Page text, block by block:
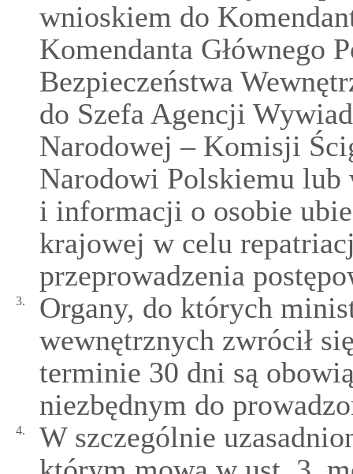
wnioskiem do
Komendanta Głównego
Bezpieczeństwa
do Szefa Agencji
Narodowej – Komisji
Narodowi Polskiemu lub
i informacji o osobie
krajowej w celu
przeprowadzenia
3.
Organy, do których
wewnętrznych zwrócił
terminie 30 dni są
niezbędnym do
4.
W szczególnie